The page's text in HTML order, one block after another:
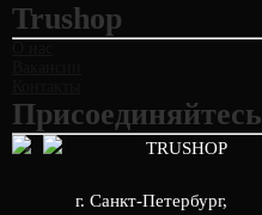
Trushop
Присоединяйтесь
TRUSHOP
г. Санкт-Петербург,